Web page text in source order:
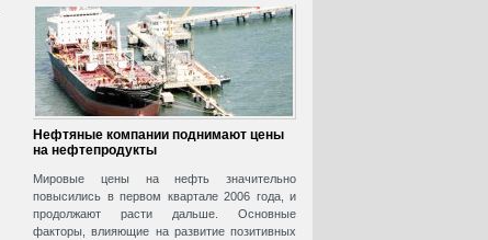
Нефтяные компании поднимают цены
на нефтепродукты
Мировые цены на нефть значительно
повысились в первом квартале 2006 года, и
продолжают расти дальше. Основные
факторы, влияющие на развитие позитивных